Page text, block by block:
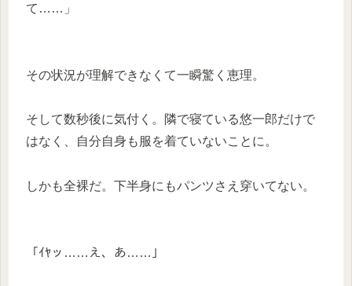
て……」
その状況が理解できなくて一瞬驚く恵理。
そして数秒後に気付く。隣で寝ている悠一郎だけで
はなく、自分自身も服を着ていないことに。
しかも全裸だ。下半身にもパンツさえ穿いてない。
「ｲﾔッ……え、あ……」